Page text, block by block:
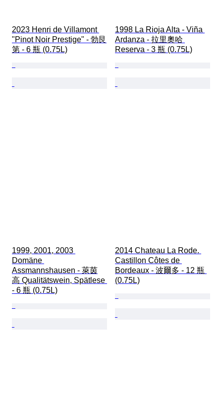
2023 Henri de Villamont
"Pinot Noir Prestige" - 勃艮
第 - 6 瓶 (0.75L)
1998 La Rioja Alta - Viña
Ardanza - 拉里奧哈
Reserva - 3 瓶 (0.75L)
1999, 2001, 2003
Domäne
Assmannshausen - 萊茵
高 Qualitätswein, Spätlese
- 6 瓶 (0.75L)
2014 Chateau La Rode.
Castillon Côtes de
Bordeaux - 波爾多 - 12 瓶
(0.75L)